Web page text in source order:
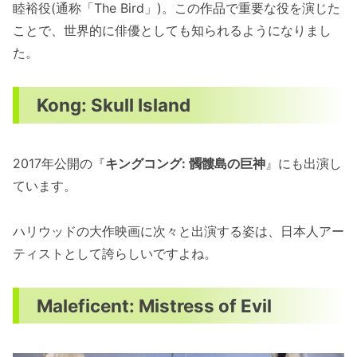
睦裕役(通称「The Bird」)。この作品で重要な役を演じた
ことで、世界的に俳優としても知られるようになりまし
た。
Kong: Skull Island
2017年公開の『キングコング: 髑髏島の巨神 』にも出演し
ています。
ハリウッドの大作映画に次々と出演する姿は、日本人アー
ティストとして誇らしいですよね。
Maleficent: Mistress of Evil